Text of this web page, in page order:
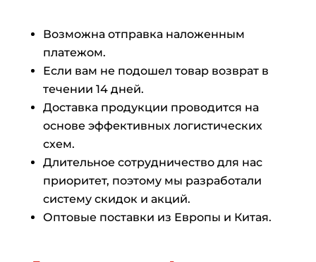
Возможна отправка наложенным
платежом.
Если вам не подошел товар возврат в
течении 14 дней.
Доставка продукции проводится на
основе эффективных логистических
схем.
Длительное сотрудничество для нас
приоритет, поэтому мы разработали
систему скидок и акций.
Оптовые поставки из Европы и Китая.